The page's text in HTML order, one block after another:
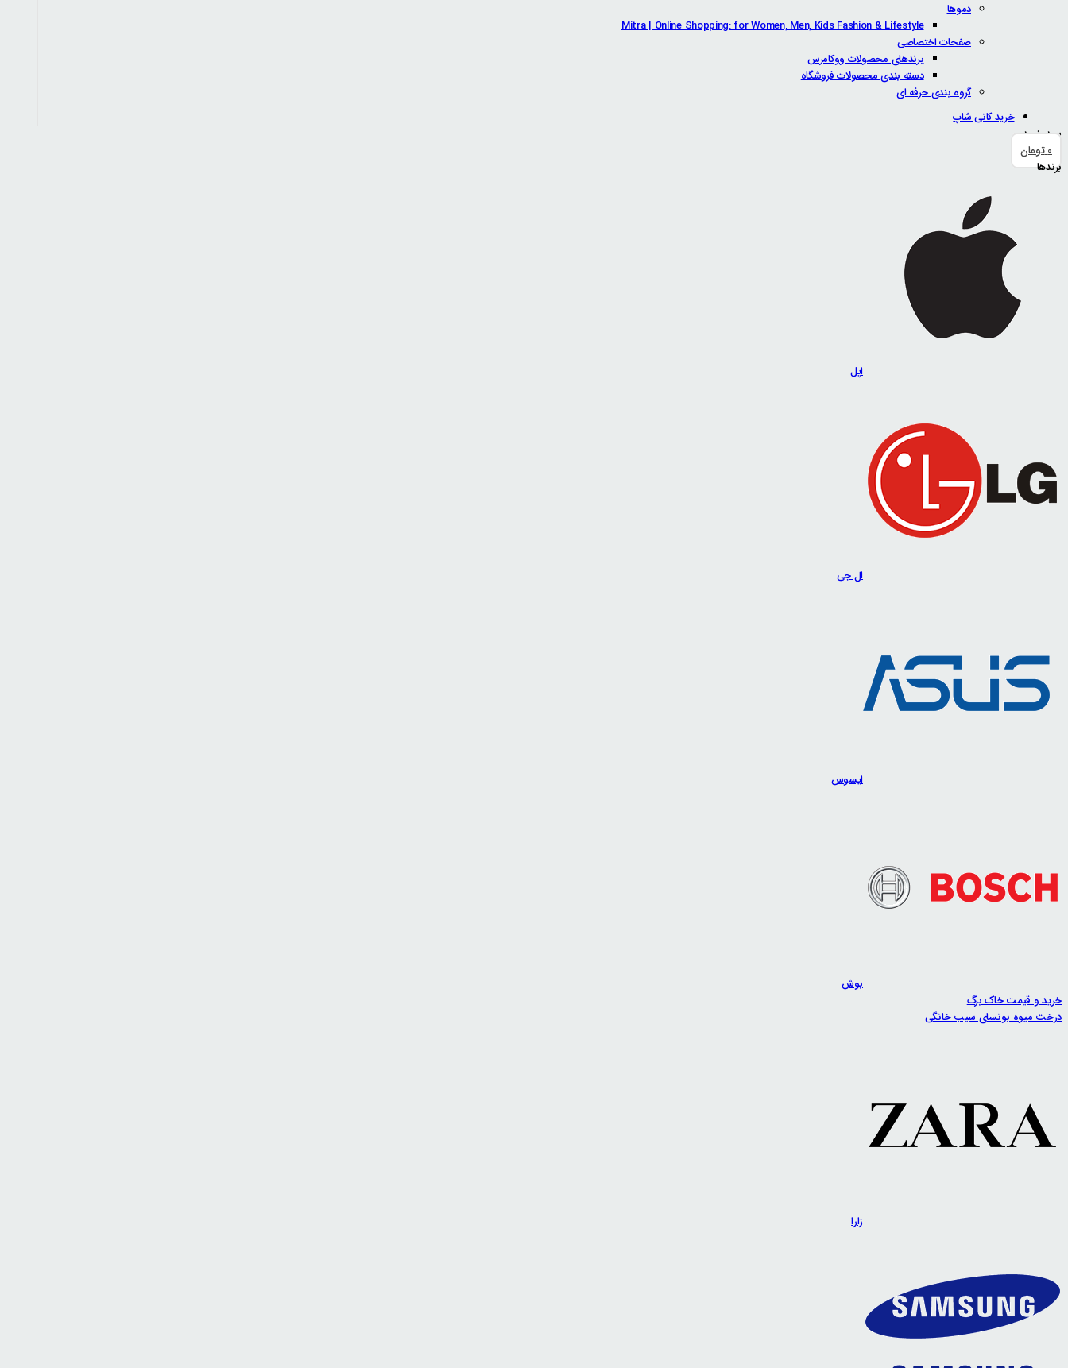
دموها
Mitra | Online Shopping: for Women, Men, Kids Fashion & Lifestyle
صفحات اختصاصی
برندهای محصولات ووکامرس
دسته بندی محصولات فروشگاه
گروه بندی حرفه ای
خرید کانی شاپ
سبد خرید
0تومان
برندها
اپل
ال جی
ایسوس
بوش
خرید و قیمت خاک برگ
درخت میوه بونسای سیب خانگی
زارا